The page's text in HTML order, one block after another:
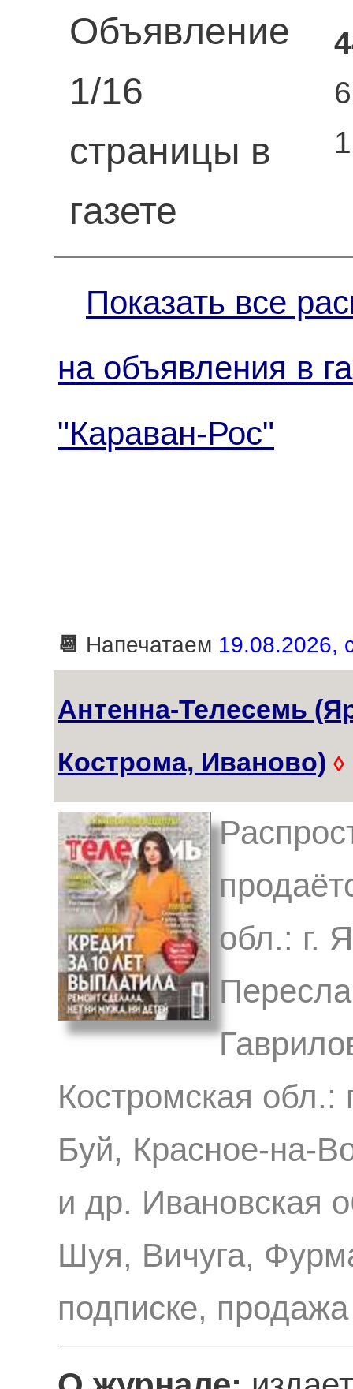
Объявление
1/16
страницы в
газете
Показать все
на объявления в
"Караван-Рос"
📆 Напечатаем 19.08.2026,
Антенна-Телесемь
Кострома, Иваново) ◊
обл.: г.
Костромская
Буй, Красное-на-
и др. Ивановская
Шуя, Вичуга,
подписке,